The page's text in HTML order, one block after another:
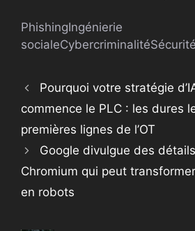
PhishingIngénierie
socialeCybercriminalitéSécurité
Pourquoi votre stratégie
commence le PLC : les dures
premières lignes de l’OT
Google divulgue des
Chromium qui peut
en robots